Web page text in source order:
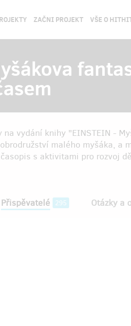
ZAČNI PROJEKT VŠE O
na vydání knihy "EINSTEIN -
malého myšáka, a
s aktivitami pro rozvoj
Přispěvatelé 295 Otázky a